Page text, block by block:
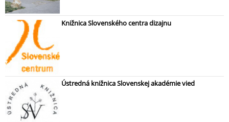
Knižnica Slovenského centra dizajnu
Ústredná knižnica Slovenskej akadémie vied